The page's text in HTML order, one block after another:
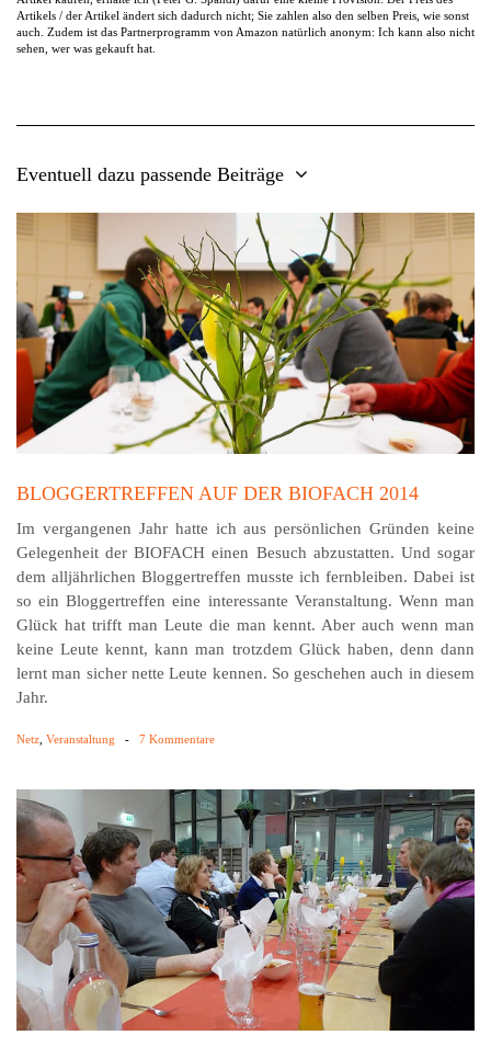
Artikels / der Artikel ändert sich dadurch nicht; Sie zahlen also den selben Preis, wie sonst
auch. Zudem ist das Partnerprogramm von Amazon natürlich anonym: Ich kann also nicht
sehen, wer was gekauft hat.
Eventuell dazu passende Beiträge
BLOGGERTREFFEN AUF DER BIOFACH 2014
Im vergangenen Jahr hatte ich aus persönlichen Gründen keine
Gelegenheit der BIOFACH einen Besuch abzustatten. Und sogar
dem alljährlichen Bloggertreffen musste ich fernbleiben. Dabei ist
so ein Bloggertreffen eine interessante Veranstaltung. Wenn man
Glück hat trifft man Leute die man kennt. Aber auch wenn man
keine Leute kennt, kann man trotzdem Glück haben, denn dann
lernt man sicher nette Leute kennen. So geschehen auch in diesem
Jahr.
Netz Veranstaltung - 7 Kommentare